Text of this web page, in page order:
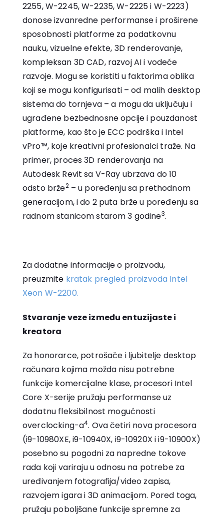
2255, W-2245, W-2235, W-2225 i W-2223)
donose izvanredne performanse i proširene
sposobnosti platforme za podatkovnu
nauku, vizuelne efekte, 3D renderovanje,
kompleksan 3D CAD, razvoj AI i vodeće
razvoje. Mogu se koristiti u faktorima oblika
koji se mogu konfigurisati – od malih desktop
sistema do tornjeva – a mogu da uključuju i
ugrađene bezbednosne opcije i pouzdanost
platforme, kao što je ECC podrška i Intel
vPro™, koje kreativni profesionalci traže. Na
primer, proces 3D renderovanja na
Autodesk Revit sa V-Ray ubrzava do 10
odsto brže2– u poređenju sa prethodnom
generacijom, i do 2 puta brže u poređenju sa
radnom stanicom starom 3 godine3.
Za dodatne informacije o proizvodu,
preuzmite kratak pregled proizvoda Intel
Xeon W-2200.
Stvaranje veze između entuzijaste i
kreatora
Za honorarce, potrošače i ljubitelje desktop
računara kojima možda nisu potrebne
funkcije komercijalne klase, procesori Intel
Core X-serije pružaju performanse uz
dodatnu fleksibilnost mogućnosti
overclocking-a4. Ova četiri nova procesora
(i9-10980XE, i9-10940X, i9-10920X i i9-10900X)
posebno su pogodni za napredne tokove
rada koji variraju u odnosu na potrebe za
uređivanjem fotografija/video zapisa,
razvojem igara i 3D animacijom. Pored toga,
pružaju poboljšane funkcije spremne za